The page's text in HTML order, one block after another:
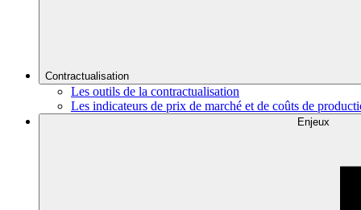
Contractualisation
Les outils de la contractualisation
Les indicateurs de prix de marché et de coûts de
Enjeux